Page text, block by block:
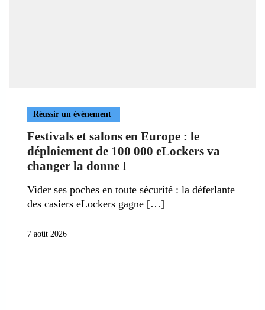
Réussir un événement
Festivals et salons en Europe : le
déploiement de 100 000 eLockers va
changer la donne !
Vider ses poches en toute sécurité : la déferlante
des casiers eLockers gagne
7 août 2026